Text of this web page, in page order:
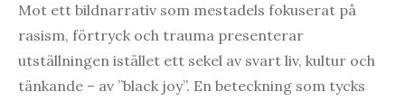
Mot ett bildnarrativ som mestadels fokuserat på
rasism, förtryck och trauma presenterar
utställningen istället ett sekel av svart liv, kultur och
tänkande – av ”black joy”. En beteckning som tycks